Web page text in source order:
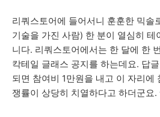
리쿼스토어에 들어서니 훈훈한 믹솔
기술을 가진 사람) 한 분이 열심히 테
니다. 리쿼스토어에서는 한 달에 한
칵테일 글래스 공지를 하는데요. 답
되면 참여비 1만원을 내고 이 자리에
쟁률이 상당히 치열하다고 하더군요.